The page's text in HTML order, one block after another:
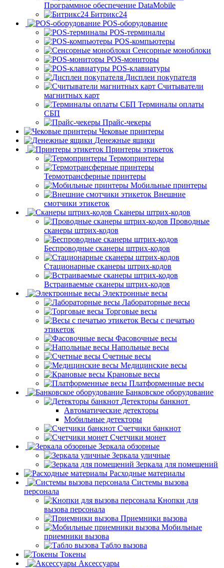
Программное обеспечение DataMobile
Битрикс24
POS-оборудование
POS-терминалы
POS-компьютеры
Сенсорные моноблоки
POS-мониторы
POS-клавиатуры
Дисплеи покупателя
Считыватели
магнитных карт
Терминалы оплаты
СБП
Прайс-чекеры
Чековые принтеры
Денежные ящики
Принтеры этикеток
Термопринтеры
Термотрансферные принтеры
Мобильные принтеры
Внешние
смотчики этикеток
Сканеры штрих-кодов
Проводные
сканеры штрих-кодов
Беспроводные сканеры штрих-кодов
Стационарные сканеры штрих-кодов
Встраиваемые сканеры штрих-кодов
Электронные весы
Лабораторные весы
Торговые весы
Весы с печатью
этикеток
Фасовочные весы
Напольные весы
Счетные весы
Медицинские весы
Крановые весы
Платформенные весы
Банковское оборудование
Детекторы банкнот
Автоматические детекторы
Мобильные детекторы
Счетчики банкнот
Счетчики монет
Зеркала обзорные
Зеркала уличные
Зеркала для помещений
Расходные материалы
Системы вызова
персонала
Кнопки для
вызова персонала
Приемники вызова
Мобильные
приемники вызова
Табло вызова
Токены
Аксессуары